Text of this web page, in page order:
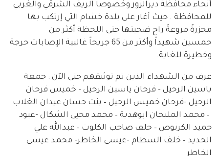
أنحاء محافظة ديرالزور وخصوصا الريف الشرقي والغربي
للمحافظة . حيث أغار على بلدة خشام التي إرتكب بها
مجزرةً مروعةً راح ضحيتها حتى اللحظة أكثر من
خمسين شهيداً وأكثر من 65 جريحاً غالبية الإصابات حرجة
وخطيرة للغاية.
عرف من الشهداء الذين تم توثيقهم حتى الآن : جمعة
ياسين الرحيل – فرحان ياسين الرحيل – خميس فرحان
الرحيل -فرحان خميس الرحيل – بنت حسان عيدان الغلاب
– محمد المليحان ابوهدية – محمد محيى الشكال -عبود
حميد الكرنوص – خلف صاحب الكلوت – عبدالله علي
الحديد – خلف السطام -عيسى الخاطر- محمد عيسى
الخاطر